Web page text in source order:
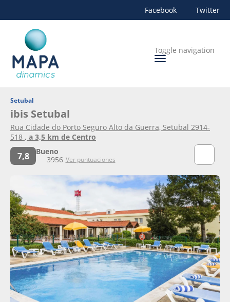
Facebook Twitter
Toggle navigation
Setubal
ibis Setubal
Rua Cidade do Porto Seguro Alto da Guerra, Setubal 2914-
518 , a 3,5 km de Centro
7,8
Bueno
3956 Ver puntuaciones